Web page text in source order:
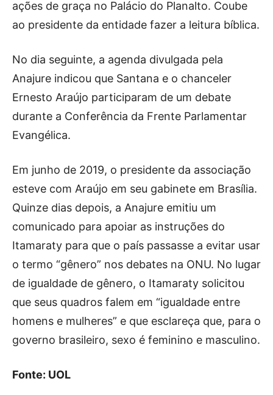
ações de graça no Palácio do Planalto. Coube
ao presidente da entidade fazer a leitura bíblica.
No dia seguinte, a agenda divulgada pela
Anajure indicou que Santana e o chanceler
Ernesto Araújo participaram de um debate
durante a Conferência da Frente Parlamentar
Evangélica.
Em junho de 2019, o presidente da associação
esteve com Araújo em seu gabinete em Brasília.
Quinze dias depois, a Anajure emitiu um
comunicado para apoiar as instruções do
Itamaraty para que o país passasse a evitar usar
o termo “gênero” nos debates na ONU. No lugar
de igualdade de gênero, o Itamaraty solicitou
que seus quadros falem em “igualdade entre
homens e mulheres” e que esclareça que, para o
governo brasileiro, sexo é feminino e masculino.
Fonte: UOL